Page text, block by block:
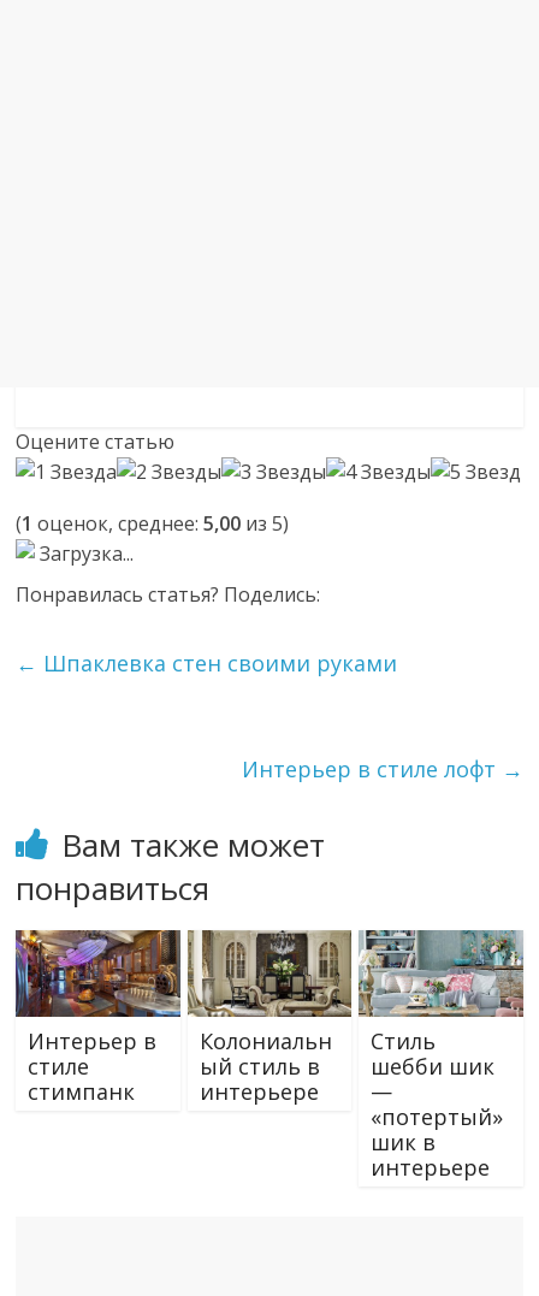
Оцените статью
(1 оценок, среднее:5,00 из 5)
Загрузка...
Понравилась статья? Поделись:
← Шпаклевка стен своими руками
Интерьер в стиле лофт →
Вам также может
понравиться
Интерьер в
стиле
стимпанк
Колониальн
ый стиль в
интерьере
Стиль
шебби шик
—
«потертый»
шик в
интерьере